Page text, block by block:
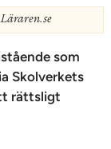
Läraren.se
som
Skolverkets
rättsligt